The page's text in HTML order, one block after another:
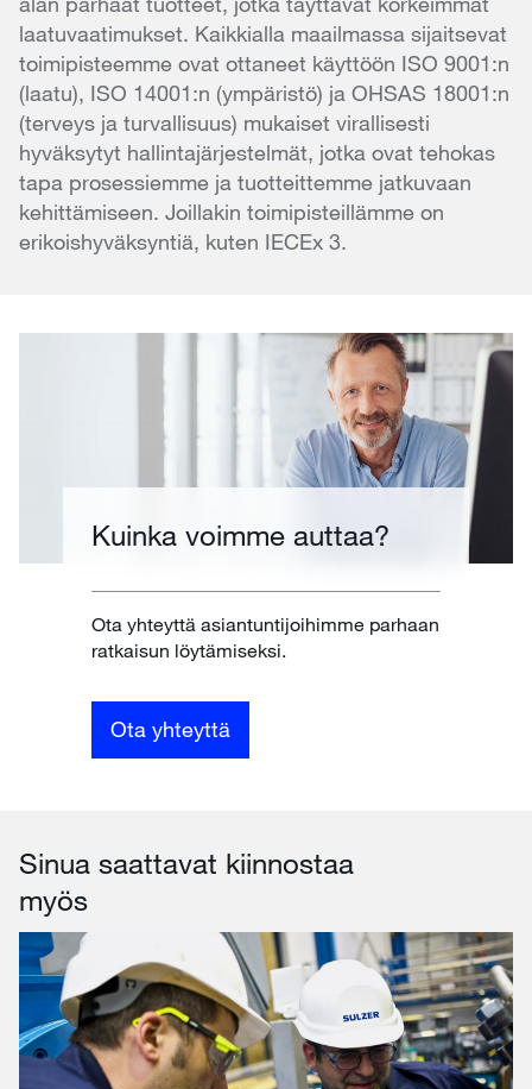
laatuvaatimukset. Kaikkialla maailmassa sijaitsevat
toimipisteemme ovat ottaneet käyttöön ISO 9001:n
(laatu), ISO 14001:n (ympäristö) ja OHSAS 18001:n
(terveys ja turvallisuus) mukaiset virallisesti
hyväksytyt hallintajärjestelmät, jotka ovat tehokas
tapa prosessiemme ja tuotteittemme jatkuvaan
kehittämiseen. Joillakin toimipisteillämme on
erikoishyväksyntiä, kuten IECEx 3.
Kuinka voimme auttaa?
Ota yhteyttä asiantuntijoihimme parhaan
ratkaisun löytämiseksi.
Ota yhteyttä
Sinua saattavat kiinnostaa
myös